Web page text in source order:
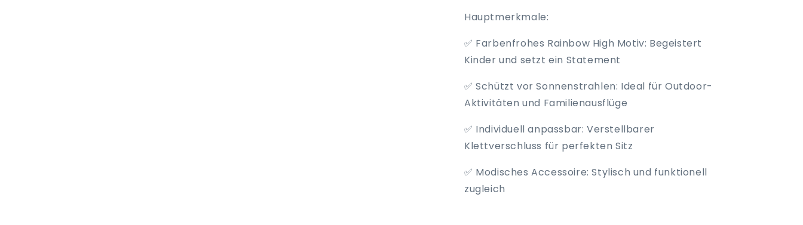
Hauptmerkmale:
✅ Farbenfrohes Rainbow High Motiv: Begeistert
Kinder und setzt ein Statement
✅ Schützt vor Sonnenstrahlen: Ideal für Outdoor-
Aktivitäten und Familienausflüge
✅ Individuell anpassbar: Verstellbarer
Klettverschluss für perfekten Sitz
✅ Modisches Accessoire: Stylisch und funktionell
zugleich